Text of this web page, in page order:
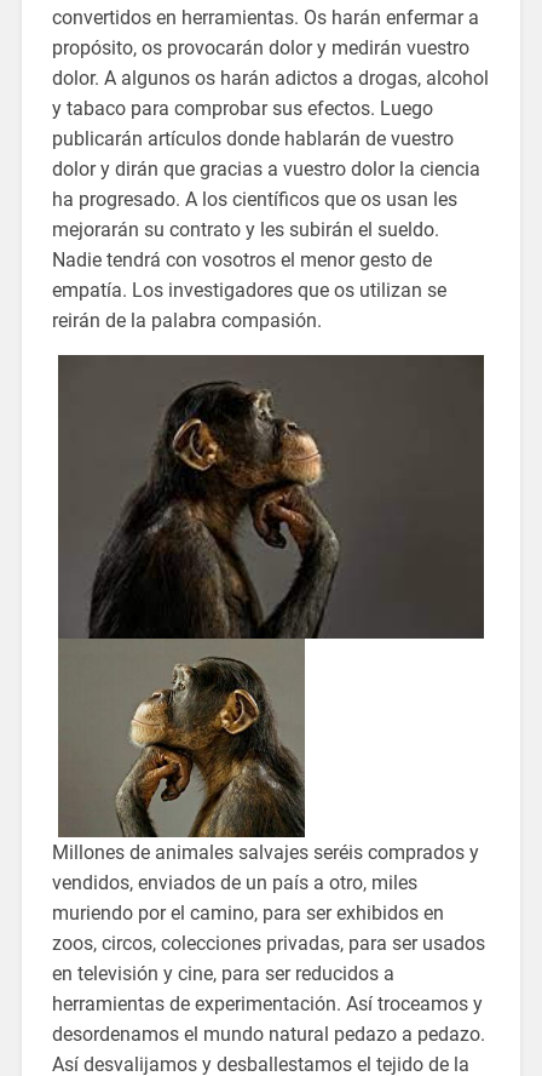
convertidos en herramientas. Os harán enfermar a
propósito, os provocarán dolor y medirán vuestro
dolor. A algunos os harán adictos a drogas, alcohol
y tabaco para comprobar sus efectos. Luego
publicarán artículos donde hablarán de vuestro
dolor y dirán que gracias a vuestro dolor la ciencia
ha progresado. A los científicos que os usan les
mejorarán su contrato y les subirán el sueldo.
Nadie tendrá con vosotros el menor gesto de
empatía. Los investigadores que os utilizan se
reirán de la palabra compasión.
Millones de animales salvajes seréis comprados y
vendidos, enviados de un país a otro, miles
muriendo por el camino, para ser exhibidos en
zoos, circos, colecciones privadas, para ser usados
en televisión y cine, para ser reducidos a
herramientas de experimentación. Así troceamos y
desordenamos el mundo natural pedazo a pedazo.
Así desvalijamos y desballestamos el tejido de la